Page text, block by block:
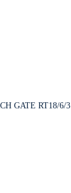
GATE RT18/6/3